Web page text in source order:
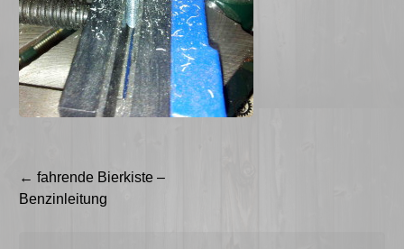
Beitragsnavigation
← fahrende Bierkiste –
Benzinleitung